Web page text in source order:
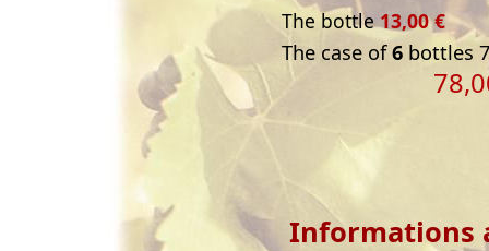
The bottle13,00 €
The case of6 bottles
Informations